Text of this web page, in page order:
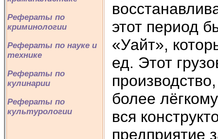
Рефераты по
криминологии
Рефераты по науке и
технике
Рефераты по
кулинарии
Рефераты по
культурологии
этот период
«Уайт»,
ед. Этот
более
вся
предприятие